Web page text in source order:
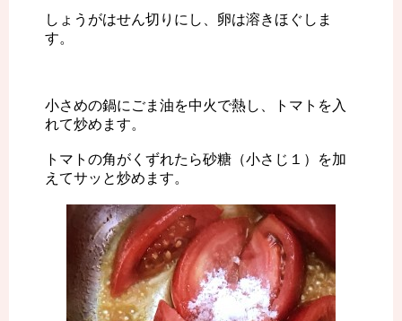
しょうがはせん切りにし、卵は溶きほぐしま
す。
小さめの鍋にごま油を中火で熱し、トマトを入
れて炒めます。
トマトの角がくずれたら砂糖（小さじ１）を加
えてサッと炒めます。